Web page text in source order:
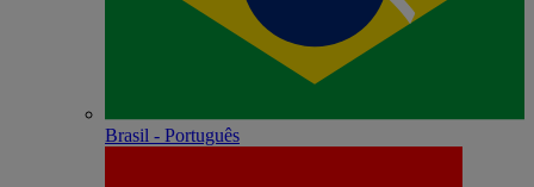
Brasil - Português